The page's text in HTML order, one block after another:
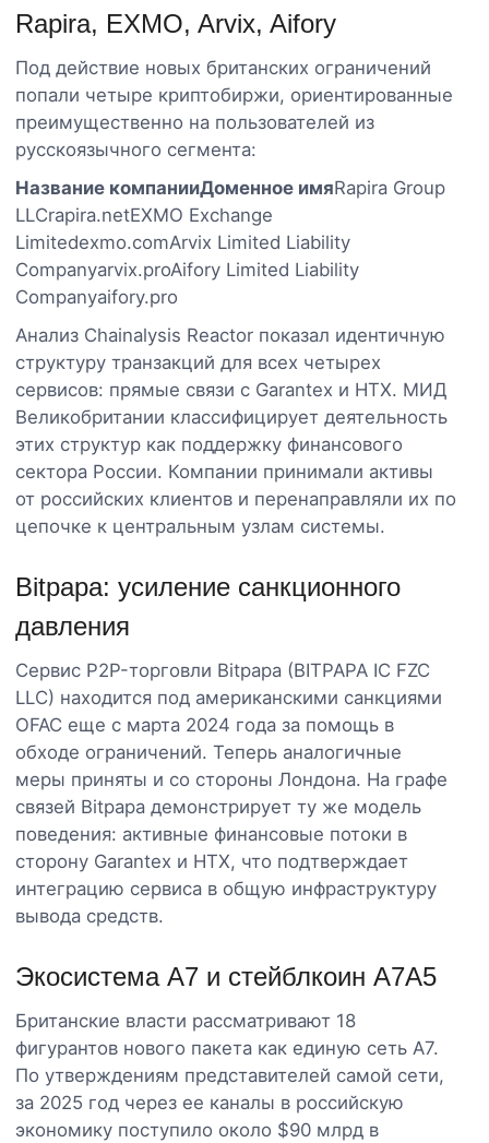
Rapira, EXMO, Arvix, Aifory
Под действие новых британских ограничений
попали четыре криптобиржи, ориентированные
преимущественно на пользователей из
русскоязычного сегмента:
Название компанииДоменное имяRapira Group
LLCrapira.netEXMO Exchange
Limitedexmo.comArvix Limited Liability
Companyarvix.proAifory Limited Liability
Companyaifory.pro
Анализ Chainalysis Reactor показал идентичную
структуру транзакций для всех четырех
сервисов: прямые связи с Garantex и HTX. МИД
Великобритании классифицирует деятельность
этих структур как поддержку финансового
сектора России. Компании принимали активы
от российских клиентов и перенаправляли их по
цепочке к центральным узлам системы.
Bitpapa: усиление санкционного
давления
Сервис P2P-торговли Bitpapa (BITPAPA IC FZC
LLC) находится под американскими санкциями
OFAC еще с марта 2024 года за помощь в
обходе ограничений. Теперь аналогичные
меры приняты и со стороны Лондона. На графе
связей Bitpapa демонстрирует ту же модель
поведения: активные финансовые потоки в
сторону Garantex и HTX, что подтверждает
интеграцию сервиса в общую инфраструктуру
вывода средств.
Экосистема A7 и стейблкоин A7A5
Британские власти рассматривают 18
фигурантов нового пакета как единую сеть A7.
По утверждениям представителей самой сети,
за 2025 год через ее каналы в российскую
экономику поступило около $90 млрд в